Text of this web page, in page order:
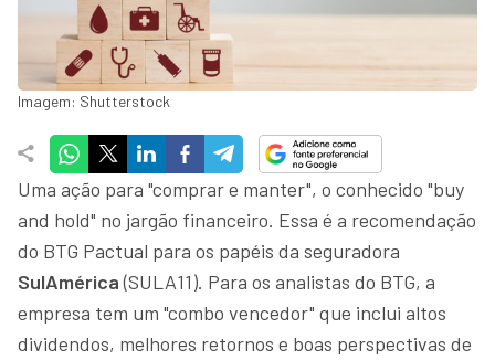
Imagem: Shutterstock
Uma ação para "comprar e manter", o conhecido "buy
and hold" no jargão financeiro. Essa é a recomendação
do BTG Pactual para os papéis da seguradora
SulAmérica(SULA11). Para os analistas do BTG, a
empresa tem um "combo vencedor" que inclui altos
dividendos, melhores retornos e boas perspectivas de